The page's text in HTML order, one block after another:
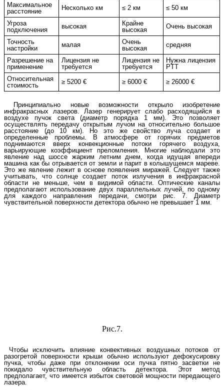
Максимальное
расстояние
Несколько км ≤ 2 км ≤ 50 км
Угроза
подключения
высокая
Крайне
высокая
Очень высокая
Точность
настройки
малая
Очень
высокая
средняя
Разрешение на
применение
Лицензия не
требуется
Лицензия не
требуется
Нужна лицензия
PTT
Относительная
стоимость
≥ 5200 € ≥ 6000 € ≥ 26000 €
Принципиально новые возможности открыло изобретение
инфракрасных лазеров. Лазер генерирует слабо расходящийся в
воздухе пучок света (диаметр порядка 1 мм). Это позволяет
осуществлять передачу открытым лучом на относительно большое
расстояние (до 10 км). Но это же свойство луча создает и
определенные проблемы. В атмосфере от горячих предметов
поднимаются вверх конвекционные потоки горячего воздуха,
варьирующие коэффициент преломления. Многие наблюдали это
явление над шоссе жарким летним днем, когда идущая впереди
машина как бы отрывается от земли и парит в колышущемся мареве.
Это же явление лежит в основе появления миражей. Следует также
учитывать, что солнце создает поток излучения в инфракрасной
области не меньше, чем в видимой области. Оптические каналы
предполагают использование двух параллельных лучей, по одному
для каждого направления передачи, смотри рис. 7. Диаметр
чувствительной поверхности детектора обычно не превышает 1 мм.
Рис.7.
Чтобы исключить влияние конвективных воздушных потоков от
разогретой поверхности крыши обычно используют дефокусировку
пучка, чтобы даже при отклонении оси пучка пятно засветки не
покидало чувствительную область детектора. Этот метод
предполагает, что имеется избыток световой мощности передающего
лазера.